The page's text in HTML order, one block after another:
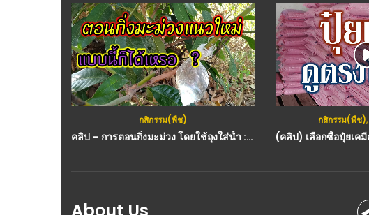
กสิกรรม(พืช)
คลิป – การตอนกิ่งมะม่วง โดยใช้ถุงใส่น้ำ : วีดีโอ เกษตร
กสิกรรม(พืช),